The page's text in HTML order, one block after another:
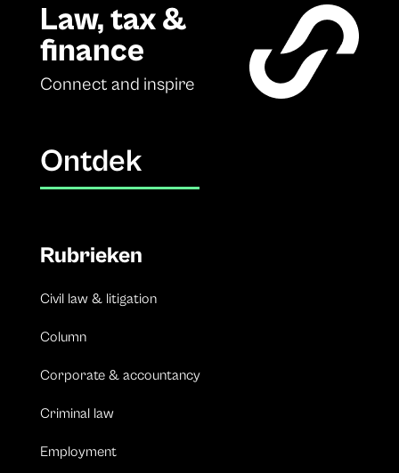
Law, tax &
finance
Connect and inspire
Ontdek
Rubrieken
Civil law & litigation
Column
Corporate & accountancy
Criminal law
Employment